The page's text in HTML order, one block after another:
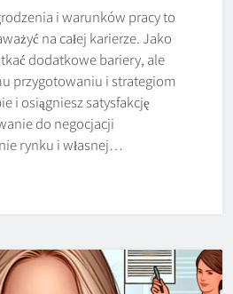
i warunków pracy to
na całej karierze. Jako
dodatkowe bariery, ale
przygotowaniu i strategiom
i osiągniesz satysfakcję
do negocjacji
rynku i własnej…